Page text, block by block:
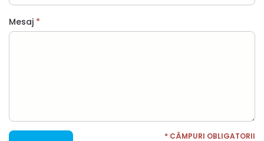
Mesaj
* CÂMPURI OBLIGATORII